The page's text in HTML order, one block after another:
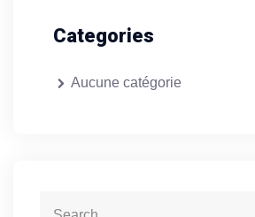
Categories
Aucune catégorie